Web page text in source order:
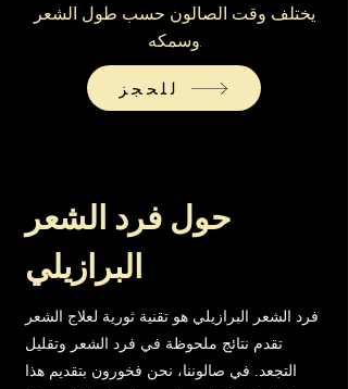
يختلف وقت الصالون حسب طول الشعر
وسمكه.
للحجز
حول فرد الشعر
البرازيلي
فرد الشعر البرازيلي هو تقنية ثورية لعلاج الشعر
تقدم نتائج ملحوظة في فرد الشعر وتقليل
التجعد. في صالوننا، نحن فخورون بتقديم هذا